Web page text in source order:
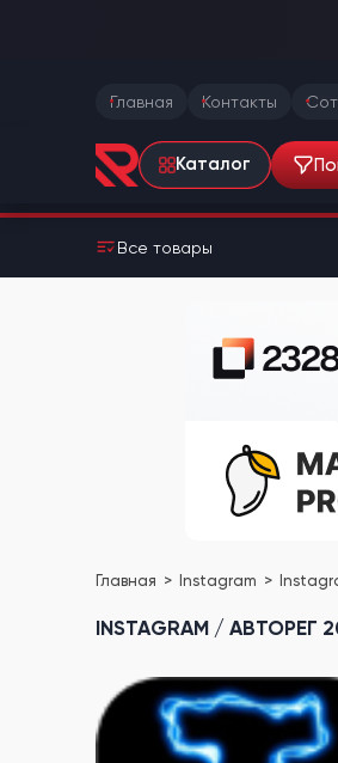
Главная Контакты
Каталог
Все товары
Главная Instagram
INSTAGRAM /